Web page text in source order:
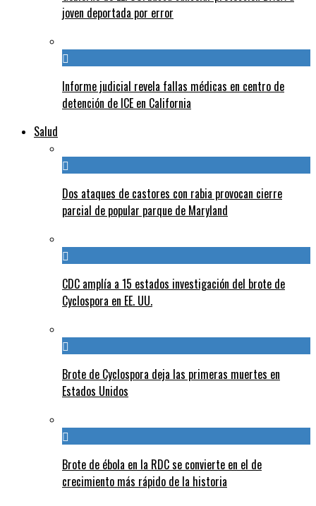
joven deportada por error
Informe judicial revela fallas médicas en centro de
detención de ICE en California
Salud
Dos ataques de castores con rabia provocan cierre
parcial de popular parque de Maryland
CDC amplía a 15 estados investigación del brote de
Cyclospora en EE. UU.
Brote de Cyclospora deja las primeras muertes en
Estados Unidos
Brote de ébola en la RDC se convierte en el de
crecimiento más rápido de la historia